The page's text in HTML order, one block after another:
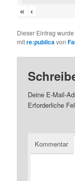
«
‹
Dieser Eintrag
mitre:publicavon
Deine E-Mail-
Erforderliche
Kommentar